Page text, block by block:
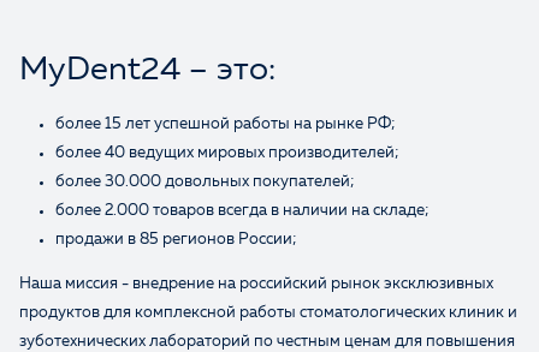
MyDent24 – это:
более 15 лет успешной работы на рынке РФ;
более 40 ведущих мировых производителей;
более 30.000 довольных покупателей;
более 2.000 товаров всегда в наличии на складе;
продажи в 85 регионов России;
Наша миссия - внедрение на российский рынок эксклюзивных
продуктов для комплексной работы стоматологических клиник и
зуботехнических лабораторий по честным ценам для повышения